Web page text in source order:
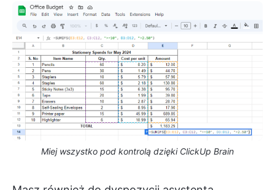
Miej wszystko pod kontrolą dzięki ClickUp Brain